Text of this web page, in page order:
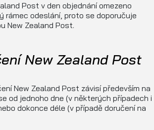
Post v den objednání omezeno
rámec odeslání, proto se doporučuje
New Zealand Post.
New Zealand Post
New Zealand Post závisí především na
od jednoho dne (v některých případech i
dokonce déle (v případě doručení na